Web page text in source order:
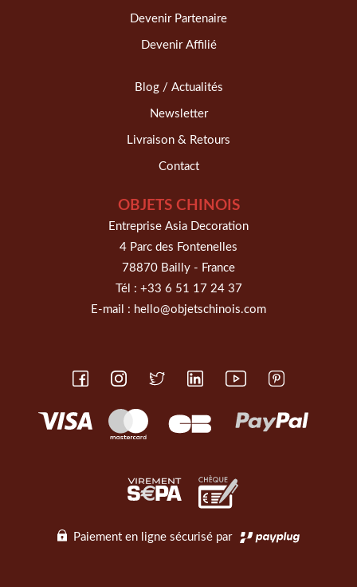
Devenir Partenaire
Devenir Affilié
Blog / Actualités
Newsletter
Livraison & Retours
Contact
OBJETS CHINOIS
Entreprise Asia Decoration
4 Parc des Fontenelles
78870 Bailly - France
Tél : +33 6 51 17 24 37
E-mail : hello@objetschinois.com
Paiement en ligne sécurisé par